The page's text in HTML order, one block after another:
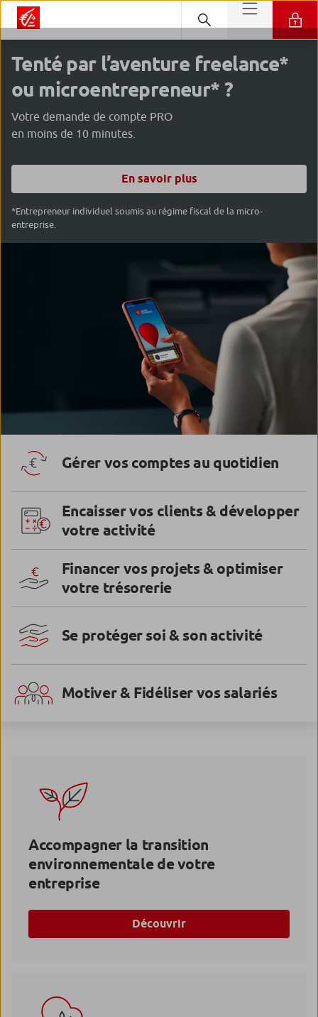
Tenté par l’aventure freelance*
ou microentrepreneur* ?
Votre demande de compte PRO
en moins de 10 minutes.
En savoir plus
*Entrepreneur individuel soumis au régime fiscal de la micro-
entreprise.
Gérer vos comptes au quotidien
Encaisser vos clients & développer
votre activité
Financer vos projets & optimiser
votre trésorerie
Se protéger soi & son activité
Motiver & Fidéliser vos salariés
Accompagner la transition
environnementale de votre
entreprise
Découvrir